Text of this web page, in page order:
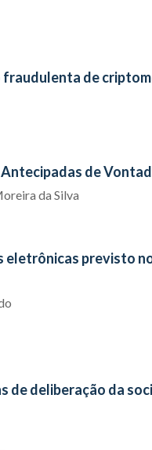
de
de
da Silva
eletrônicas previsto
de deliberação da